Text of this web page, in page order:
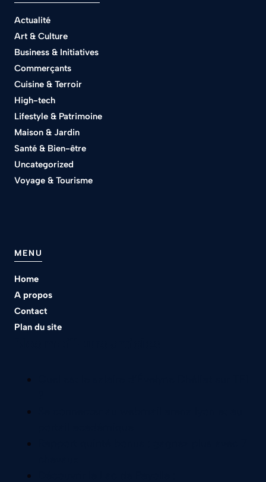
Actualité
Art & Culture
Business & Initiatives
Commerçants
Cuisine & Terroir
High-tech
Lifestyle & Patrimoine
Maison & Jardin
Santé & Bien-être
Uncategorized
Voyage & Tourisme
MENU
Home
A propos
Contact
Plan du site